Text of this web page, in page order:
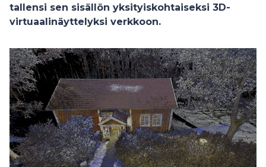
tallensi sen sisällön yksityiskohtaiseksi 3D-
virtuaalinäyttelyksi verkkoon.